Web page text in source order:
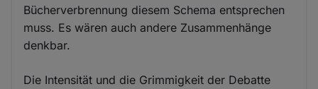
Bücherverbrennung diesem Schema entsprechen
muss. Es wären auch andere Zusammenhänge
denkbar.
Die Intensität und die Grimmigkeit der Debatte